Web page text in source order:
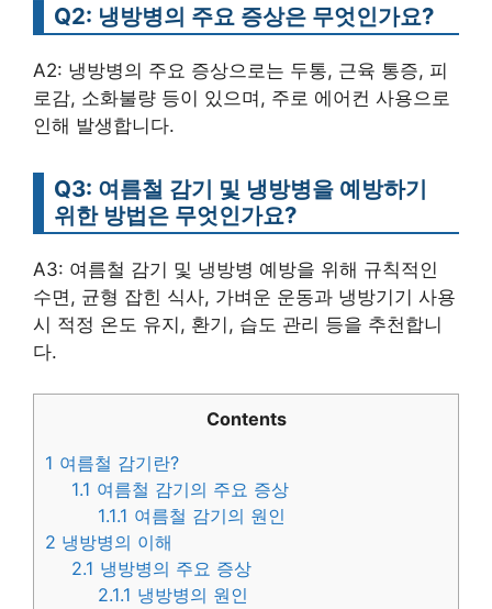
Q2: 냉방병의 주요 증상은 무엇인가요?
A2: 냉방병의 주요 증상으로는 두통, 근육 통증, 피
로감, 소화불량 등이 있으며, 주로 에어컨 사용으로
인해 발생합니다.
Q3: 여름철 감기 및 냉방병을 예방하기
위한 방법은 무엇인가요?
A3: 여름철 감기 및 냉방병 예방을 위해 규칙적인
수면, 균형 잡힌 식사, 가벼운 운동과 냉방기기 사용
시 적정 온도 유지, 환기, 습도 관리 등을 추천합니
다.
Contents
1 여름철 감기란?
1.1 여름철 감기의 주요 증상
1.1.1 여름철 감기의 원인
2 냉방병의 이해
2.1 냉방병의 주요 증상
2.1.1 냉방병의 원인